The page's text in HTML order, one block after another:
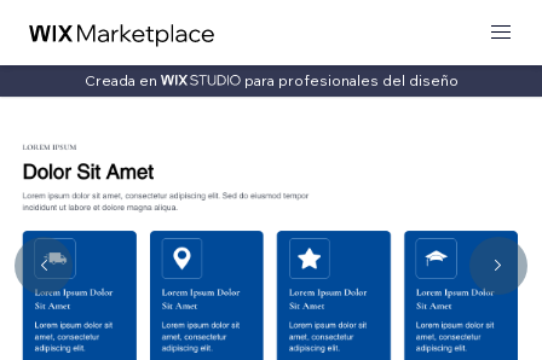
Creada en para profesionales del diseño